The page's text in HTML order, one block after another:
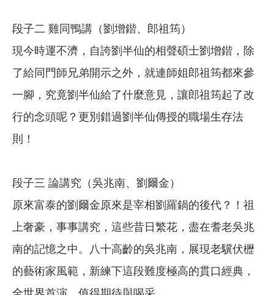
段子二 雞同鴨講（劉增鍇、郎祖筠）
現今時運不濟，自誇劉半仙的相聲碩士劉增鍇，除
了給同門師兄弟開示之外，就連師姐郎祖筠都來參
一腳，究竟劉半仙給了什麼意見，讓郎祖筠起了改
行的念頭呢？更別錯過劉半仙傳授的職場生存法
則！
段子三 論講究（吳兆南、劉爾金）
原來富泰的劉爾金原來是宰相劉羅鍋的後代？！祖
上奢豪，事事講究，這些昔日繁花，盡在耆老吳兆
南的記憶之中。八十高齡的吳兆南，展現老驥伏櫪
的藝術家風範，新練下這段難度極高的貫口經典，